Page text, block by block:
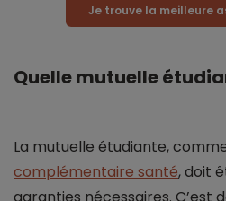
Je trouve la meilleure
Quelle mutuelle
La mutuelle étudiante,
complémentaire santé, doit